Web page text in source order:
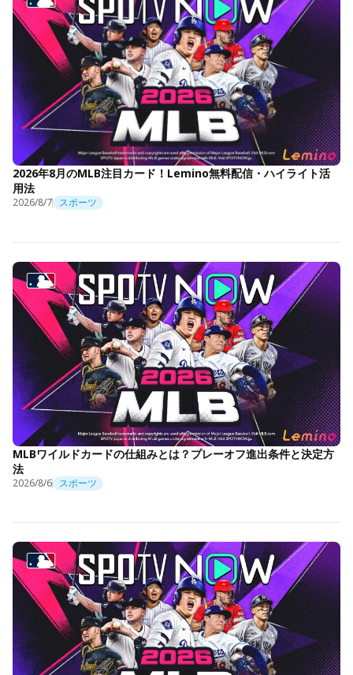
2026年8月のMLB注目カード！Lemino無料配信・ハイライト活
用法
2026/8/7 スポーツ
MLBワイルドカードの仕組みとは？プレーオフ進出条件と決定方
法
2026/8/6 スポーツ